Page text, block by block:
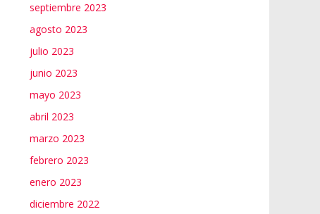
septiembre 2023
agosto 2023
julio 2023
junio 2023
mayo 2023
abril 2023
marzo 2023
febrero 2023
enero 2023
diciembre 2022